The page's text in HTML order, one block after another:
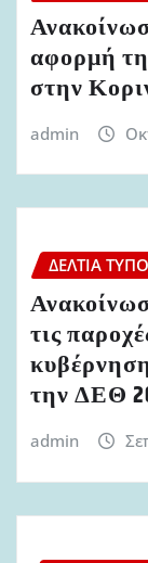
αφορμή
στην
admin
ΔΕΛΤΊΑ
τις
την ΔΕΘ
admin